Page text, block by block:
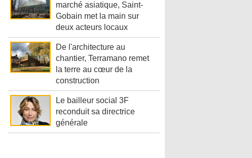
marché asiatique, Saint-
Gobain met la main sur
deux acteurs locaux
De l'architecture au
chantier, Terramano remet
la terre au cœur de la
construction
Le bailleur social 3F
reconduit sa directrice
générale